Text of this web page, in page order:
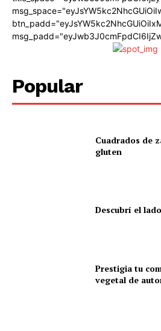
Popular
Cuadrados de
gluten
Descubrí el
Prestigia tu
vegetal de